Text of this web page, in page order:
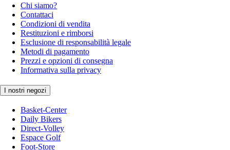
Chi siamo?
Contattaci
Condizioni di vendita
Restituzioni e rimborsi
Esclusione di responsabilità legale
Metodi di pagamento
Prezzi e opzioni di consegna
Informativa sulla privacy
I nostri negozi
Basket-Center
Daily Bikers
Direct-Volley
Espace Golf
Foot-Store